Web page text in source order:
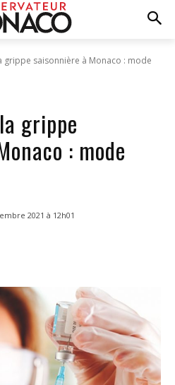
grippe saisonnière à Monaco : mode
grippe
: mode
2021 à 12h01